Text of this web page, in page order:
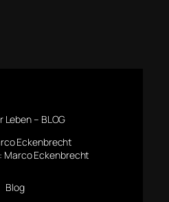
Leben – BLOG
Eckenbrecht
Marco Eckenbrecht
Blog